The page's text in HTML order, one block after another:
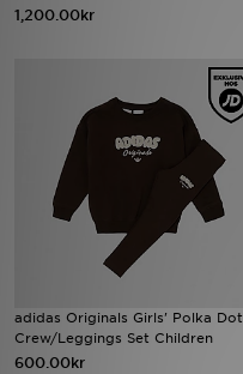
1,200.00kr
adidas Originals Girls' Polka Dot
Crew/Leggings Set Children
600.00kr
Mitt JD
Mina meddelanden
Kundservice
JD Blogg